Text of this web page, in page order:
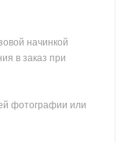
начинкой
в заказ при
фотографии или